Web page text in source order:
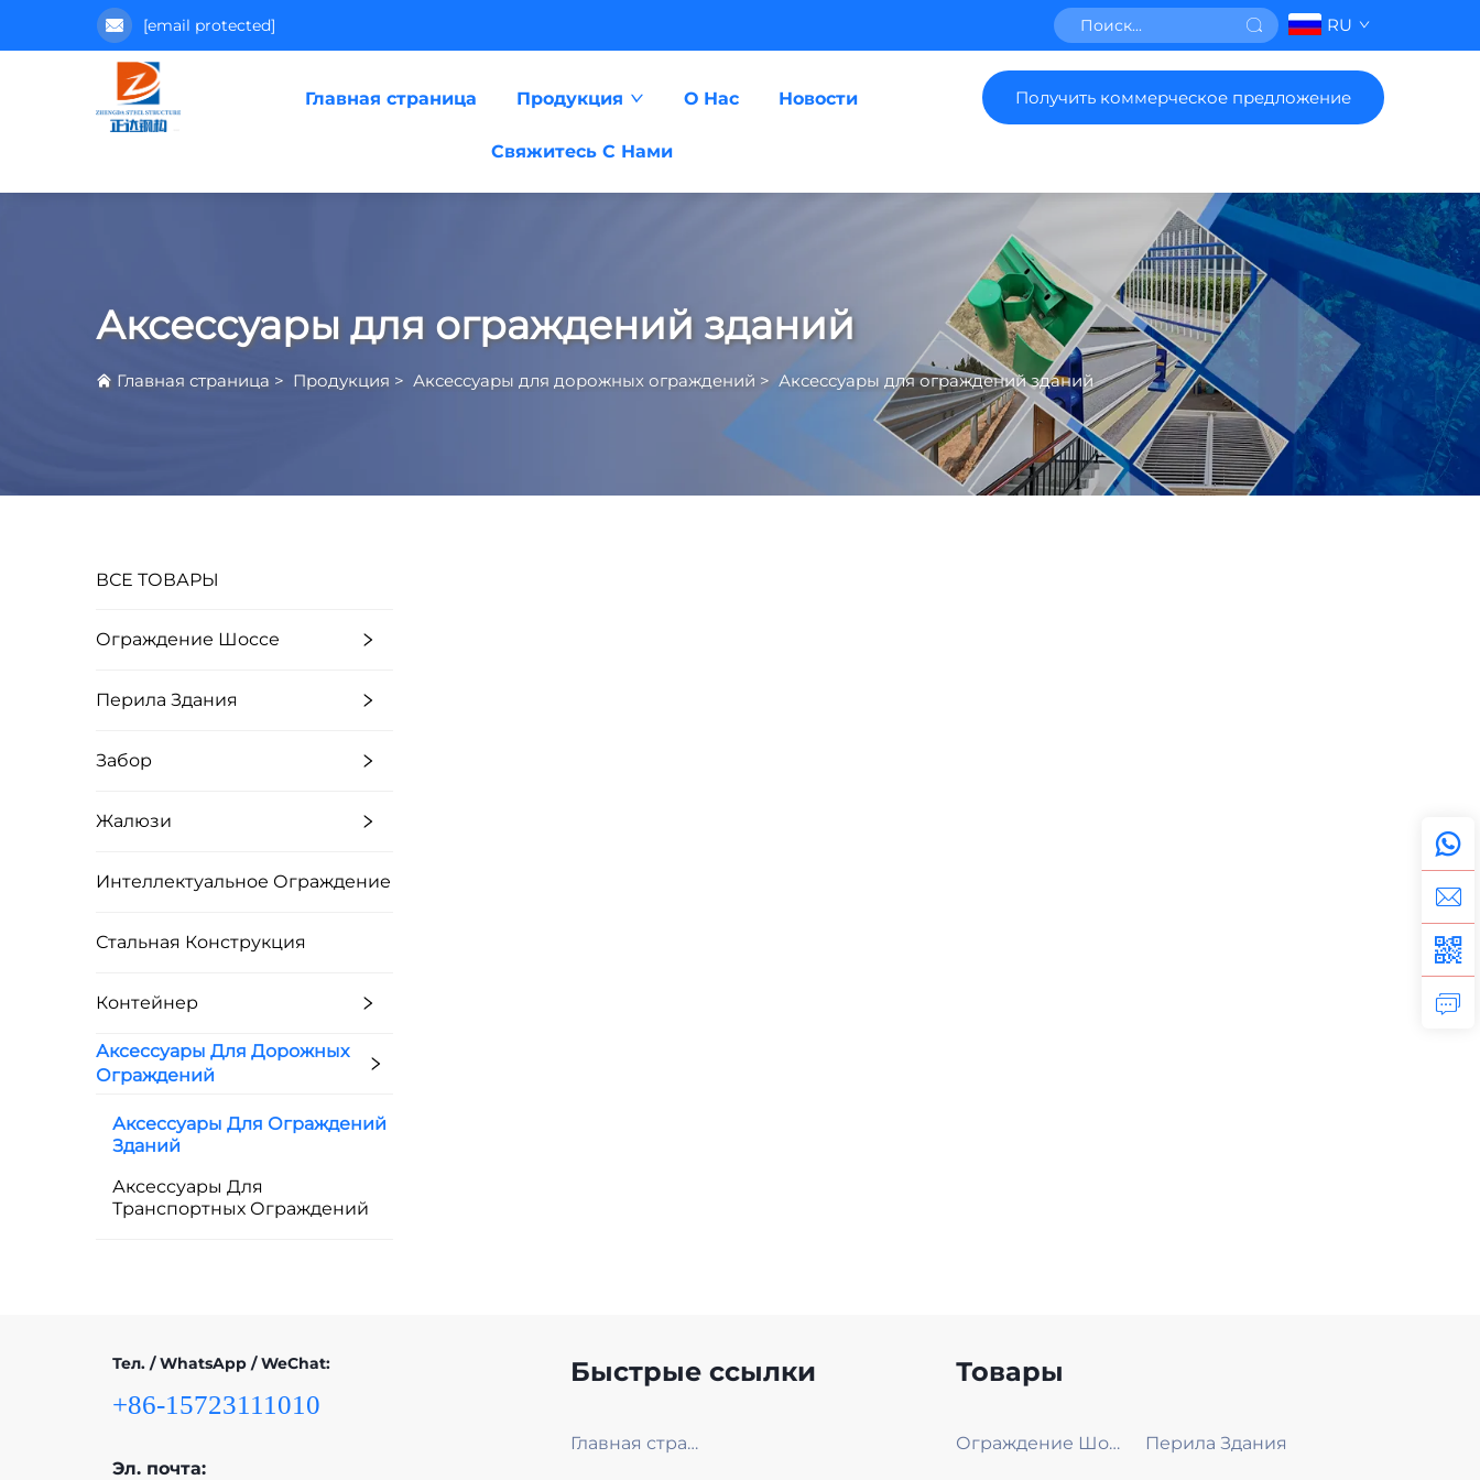
[email protected] RU
Главная страница Продукция О Нас Новости
Свяжитесь С Нами
Получить коммерческое предложение
Аксессуары для ограждений зданий
Главная страница > Продукция > Аксессуары для дорожных ограждений > Аксессуары для ограждений зданий
ВСЕ ТОВАРЫ
Ограждение Шоссе
Перила Здания
Забор
Жалюзи
Интеллектуальное Ограждение
Стальная Конструкция
Контейнер
Аксессуары Для Дорожных
Ограждений
Аксессуары Для Ограждений
Зданий
Аксессуары Для
Транспортных Ограждений
Тел. / WhatsApp / WeChat:
+86-15723111010
Эл. почта:
Быстрые ссылки
Главная страница
Товары
Ограждение Шоссе Перила Здания